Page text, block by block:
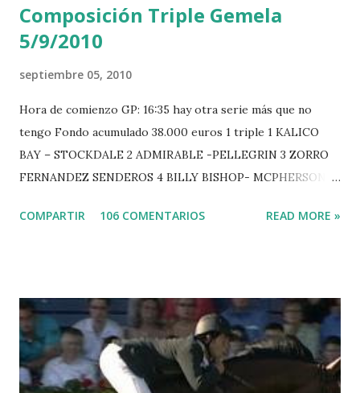
Composición Triple Gemela
5/9/2010
septiembre 05, 2010
Hora de comienzo GP: 16:35 hay otra serie más que no
tengo Fondo acumulado 38.000 euros 1 triple 1 KALICO
BAY – STOCKDALE 2 ADMIRABLE -PELLEGRIN 3 ZORRO
FERNANDEZ SENDEROS 4 BILLY BISHOP- MCPHERSON 5
-EPAILLARD 7 GIG AMAI M WHITAKER 8 SILVANA DU
POWER - MILLAR 5 ARMANIE -VOORN 6 QUERLYBET
HERO -LEJAUNE 7 MO CHROI - O’BRIEN 8 CARMENA Z -
BREEN 9 JALLA DE GAVIERE -RAMZY AL DUHAMI 10
NOVEL -PHILIPPAERTS 3 triple 1 LATE NIGHT -LEVY 2 K
COMPARTIR 106 COMENTARIOS READ MORE »